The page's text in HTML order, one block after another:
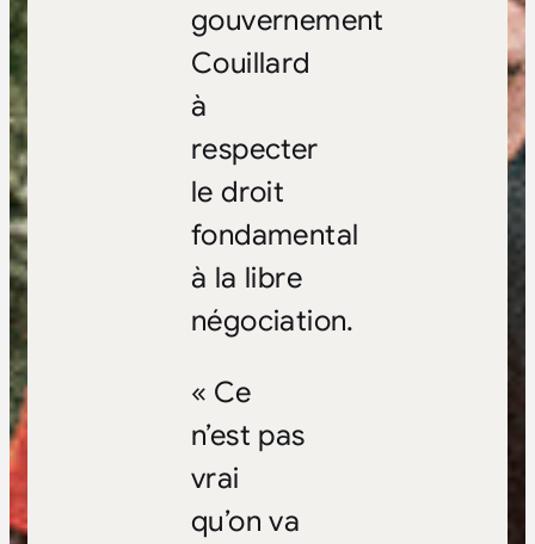
gouvernement
Couillard
à
respecter
le droit
fondamental
à la libre
négociation.
« Ce
n’est pas
vrai
qu’on va